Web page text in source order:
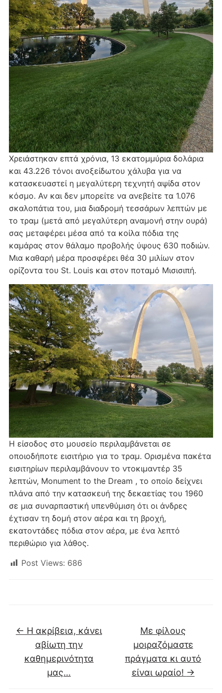
Χρειάστηκαν επτά χρόνια, 13 εκατομμύρια δολάρια
και 43.226 τόνοι ανοξείδωτου χάλυβα για να
κατασκευαστεί η μεγαλύτερη τεχνητή αψίδα στον
κόσμο. Αν και δεν μπορείτε να ανεβείτε τα 1.076
σκαλοπάτια του, μια διαδρομή τεσσάρων λεπτών με
το τραμ (μετά από μεγαλύτερη αναμονή στην ουρά)
σας μεταφέρει μέσα από τα κοίλα πόδια της
καμάρας στον θάλαμο προβολής ύψους 630 ποδιών.
Μια καθαρή μέρα προσφέρει θέα 30 μιλίων στον
ορίζοντα του St. Louis και στον ποταμό Μισισιπή.
Η είσοδος στο μουσείο περιλαμβάνεται σε
οποιοδήποτε εισιτήριο για το τραμ. Ορισμένα πακέτα
εισιτηρίων περιλαμβάνουν το ντοκιμαντέρ 35
λεπτών, Monument to the Dream , το οποίο δείχνει
πλάνα από την κατασκευή της δεκαετίας του 1960
σε μια συναρπαστική υπενθύμιση ότι οι άνδρες
έχτισαν τη δομή στον αέρα και τη βροχή,
εκατοντάδες πόδια στον αέρα, με ένα λεπτό
περιθώριο για λάθος.
Post Views: 686
← Η ακρίβεια, κάνει
αβίωτη την
καθημερινότητα
μας…
Με φίλους
μοιραζόμαστε
πράγματα κι αυτό
είναι ωραίο! →